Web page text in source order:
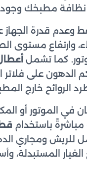
نظافة مطبخك
قدرة الجهاز
وارتفاع مستوى
كما تشمل
الدهون على فلاتر
الروائح خارج
في الموتور أو
مباشرةً باستخدام
للريش ومجاري
المستبدلة،